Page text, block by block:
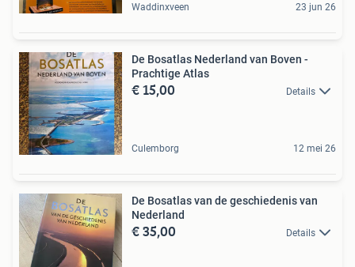
Waddinxveen 23 jun 26
De Bosatlas Nederland van Boven -
Prachtige Atlas
€ 15,00 Details
Culemborg 12 mei 26
De Bosatlas van de geschiedenis van
Nederland
€ 35,00 Details